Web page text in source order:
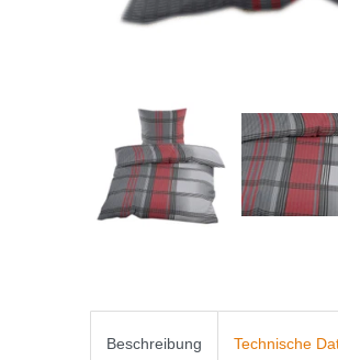
Beschreibung Technische